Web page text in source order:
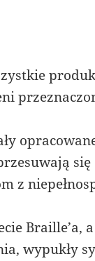
z
Braille’a,
wypukły